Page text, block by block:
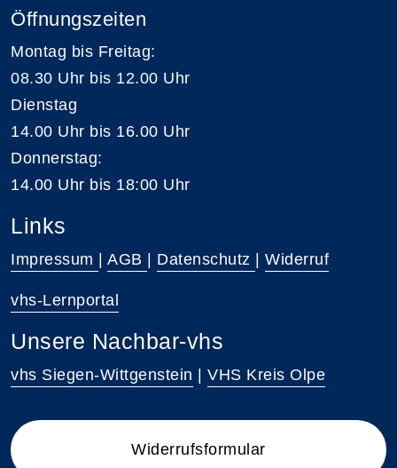
Öffnungszeiten
Montag bis Freitag:
08.30 Uhr bis 12.00 Uhr
Dienstag
14.00 Uhr bis 16.00 Uhr
Donnerstag:
14.00 Uhr bis 18:00 Uhr
Links
Impressum | AGB | Datenschutz | Widerruf
vhs-Lernportal
Unsere Nachbar-vhs
vhs Siegen-Wittgenstein | VHS Kreis Olpe
Widerrufsformular